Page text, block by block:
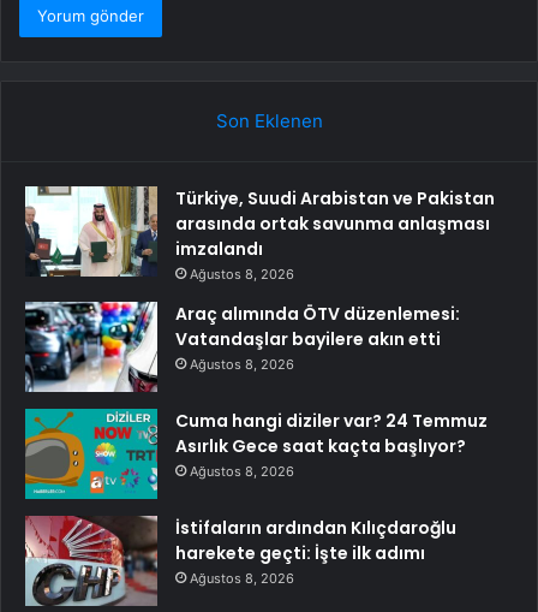
Son Eklenen
Türkiye, Suudi Arabistan ve Pakistan
arasında ortak savunma anlaşması
imzalandı
Ağustos 8, 2026
Araç alımında ÖTV düzenlemesi:
Vatandaşlar bayilere akın etti
Ağustos 8, 2026
Cuma hangi diziler var? 24 Temmuz
Asırlık Gece saat kaçta başlıyor?
Ağustos 8, 2026
İstifaların ardından Kılıçdaroğlu
harekete geçti: İşte ilk adımı
Ağustos 8, 2026